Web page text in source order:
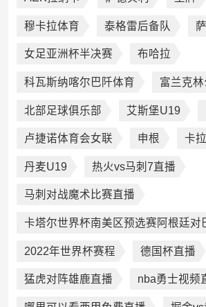
穆卡拉体育 泰格雷后备队
女足亚洲杯半决赛 布哈拉
科瓦斯纳喀尔巴阡体育 富兰克林
北部足球俱乐部 艾斯堡U19
卢捷诺体育会女联 申根 卡
丹麦U19 热火vs马刺7直播
马刺对战魔术比赛直播
卡塔尔世界杯南美区预选赛阿根廷对
2022年世界杯赛程 德国杯直播
猛虎对阵雄鹿直播 nba勇士视频